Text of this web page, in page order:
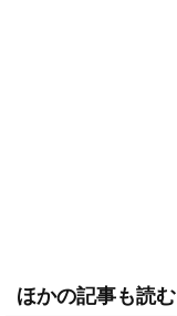
ほかの記事も読む